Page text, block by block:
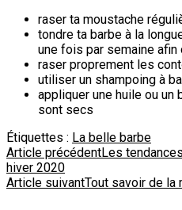
raser ta moustache
tondre ta barbe à la
une fois par semaine
raser proprement les
utiliser un shampoing à
appliquer une huile ou
sont secs
Étiquettes : La belle barbe
Navigation
d'article
Article précédentLes
hiver 2020
Article suivantTout savoir de la